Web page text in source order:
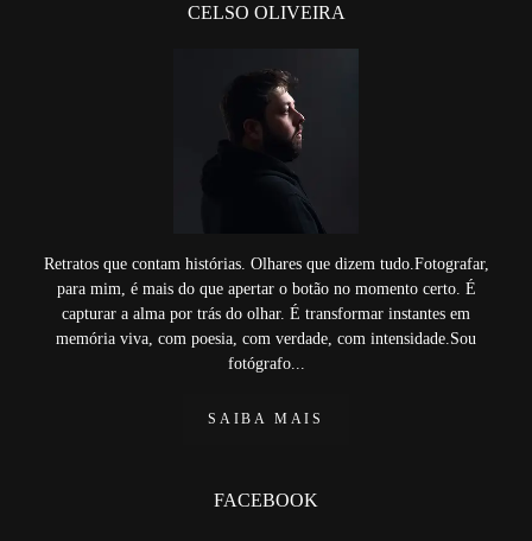
CELSO OLIVEIRA
Retratos que contam histórias. Olhares que dizem tudo.Fotografar,
para mim, é mais do que apertar o botão no momento certo. É
capturar a alma por trás do olhar. É transformar instantes em
memória viva, com poesia, com verdade, com intensidade.Sou
fotógrafo...
SAIBA MAIS
FACEBOOK